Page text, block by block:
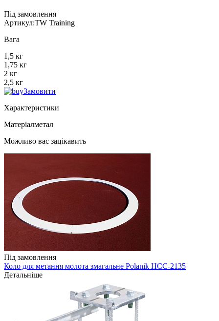
Під замовлення
Артикул:TW Training
Вага
1,5 кг
1,75 кг
2 кг
2,5 кг
Замовити
Характеристики
Матеріалметал
Можливо вас зацікавить
Під замовлення
Коло для метання молота змагальне Polanik HCC-2135
Детальніше